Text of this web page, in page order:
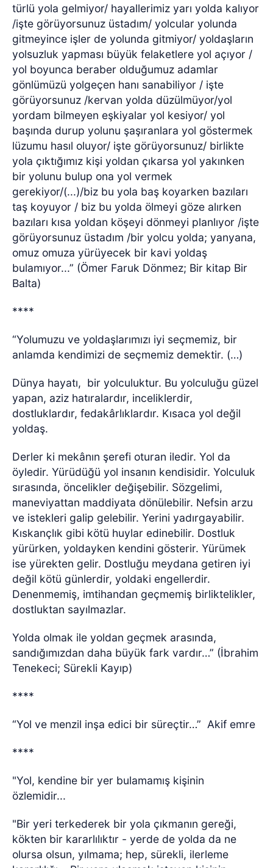
türlü yola gelmiyor/ hayallerimiz yarı yolda kalıyor
/işte görüyorsunuz üstadım/ yolcular yolunda
gitmeyince işler de yolunda gitmiyor/ yoldaşların
yolsuzluk yapması büyük felaketlere yol açıyor /
yol boyunca beraber olduğumuz adamlar
gönlümüzü yolgeçen hanı sanabiliyor / işte
görüyorsunuz /kervan yolda düzülmüyor/yol
yordam bilmeyen eşkiyalar yol kesiyor/ yol
başında durup yolunu şaşıranlara yol göstermek
lüzumu hasıl oluyor/ işte görüyorsunuz/ birlikte
yola çıktığımız kişi yoldan çıkarsa yol yakınken
bir yolunu bulup ona yol vermek
gerekiyor/(...)/biz bu yola baş koyarken bazıları
taş koyuyor / biz bu yolda ölmeyi göze alırken
bazıları kısa yoldan köşeyi dönmeyi planlıyor /işte
görüyorsunuz üstadım /bir yolcu yolda; yanyana,
omuz omuza yürüyecek bir kavi yoldaş
bulamıyor...” (Ömer Faruk Dönmez; Bir kitap Bir
Balta)
****
“Yolumuzu ve yoldaşlarımızı iyi seçmemiz, bir
anlamda kendimizi de seçmemiz demektir. (…)
Dünya hayatı, bir yolculuktur. Bu yolculuğu güzel
yapan, aziz hatıralardır, inceliklerdir,
dostluklardır, fedakârlıklardır. Kısaca yol değil
yoldaş.
Derler ki mekânın şerefi oturan iledir. Yol da
öyledir. Yürüdüğü yol insanın kendisidir. Yolculuk
sırasında, öncelikler değişebilir. Sözgelimi,
maneviyattan maddiyata dönülebilir. Nefsin arzu
ve istekleri galip gelebilir. Yerini yadırgayabilir.
Kıskançlık gibi kötü huylar edinebilir. Dostluk
yürürken, yoldayken kendini gösterir. Yürümek
ise yürekten gelir. Dostluğu meydana getiren iyi
değil kötü günlerdir, yoldaki engellerdir.
Denenmemiş, imtihandan geçmemiş birliktelikler,
dostluktan sayılmazlar.
Yolda olmak ile yoldan geçmek arasında,
sandığımızdan daha büyük fark vardır…” (İbrahim
Tenekeci; Sürekli Kayıp)
****
“Yol ve menzil inşa edici bir süreçtir…” Akif emre
****
"Yol, kendine bir yer bulamamış kişinin
özlemidir...
"Bir yeri terkederek bir yola çıkmanın gereği,
kökten bir kararlılıktır - yerde de yolda da ne
olursa olsun, yılmama; hep, sürekli, ilerleme